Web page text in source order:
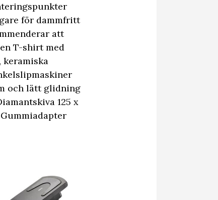
för dammfritt
att
T-shirt med
keramiska
och lätt glidning
125 x